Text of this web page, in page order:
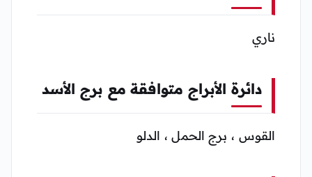
ناري
دائرة الأبراج متوافقة مع برج الأسد
القوس ، برج الحمل ، الدلو